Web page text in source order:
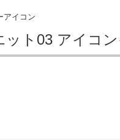
アイコン
ト03 アイコン